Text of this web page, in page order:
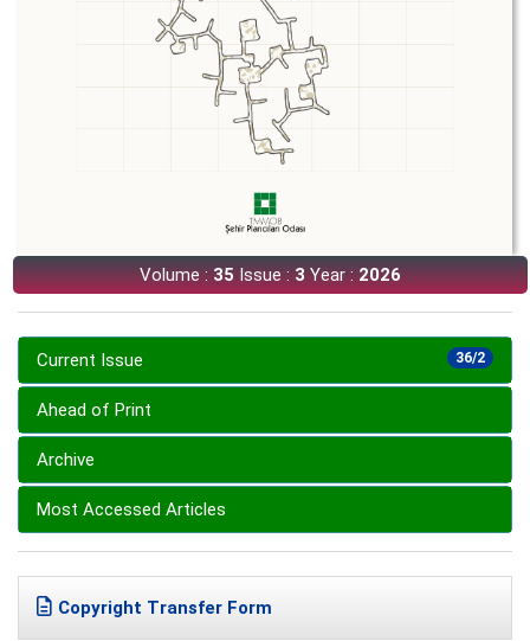
Volume :35Issue :3Year :2026
36/2
Current Issue
Ahead of Print
Archive
Most Accessed Articles
Copyright Transfer Form